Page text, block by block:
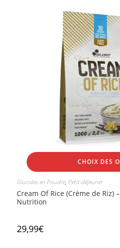
CHOIX DES
Glucides en Poudre, Petit-déjeuner
Cream Of Rice (Crème de Riz)
Nutrition
29,99€